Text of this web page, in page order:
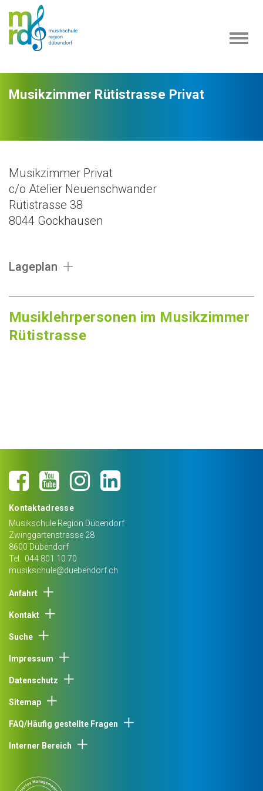
Musikzimmer Rütistrasse Privat
Musikzimmer Privat
c/o Atelier Neuenschwander
Rütistrasse 38
8044 Gockhausen
Lageplan
Musiklehrpersonen im Musikzimmer
Rütistrasse
Kontaktadresse
Musikschule Region Dübendorf
Zwinggartenstrasse 28
8600 Dübendorf
Tel.
044 801 10 70
musikschule@duebendorf.ch
Anfahrt
Kontakt
Suche
Impressum
Datenschutz
Sitemap
FAQ/Häufig gestellte Fragen
Interner Bereich